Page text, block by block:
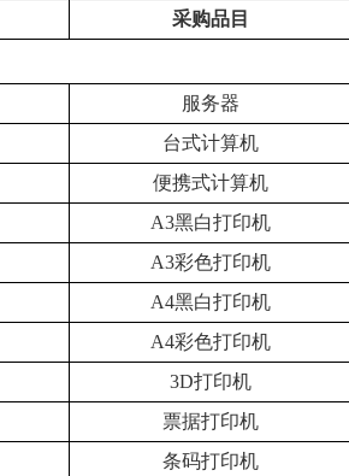
采购品目
服务器
台式计算机
便携式计算机
A3黑白打印机
A3彩色打印机
A4黑白打印机
A4彩色打印机
3D打印机
票据打印机
条码打印机